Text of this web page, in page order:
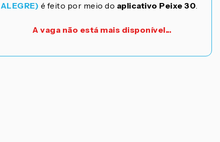
ALEGRE) é feito por meio do aplicativo Peixe 30.
A vaga não está mais disponível...